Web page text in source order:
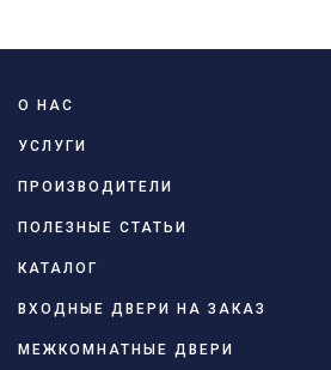
О НАС
УСЛУГИ
ПРОИЗВОДИТЕЛИ
ПОЛЕЗНЫЕ СТАТЬИ
КАТАЛОГ
ВХОДНЫЕ ДВЕРИ НА ЗАКАЗ
МЕЖКОМНАТНЫЕ ДВЕРИ